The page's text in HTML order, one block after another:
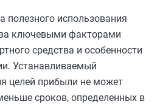
полезного использования
ключевыми факторами
средства и особенности
Устанавливаемый
целей прибыли не может
сроков, определенных в